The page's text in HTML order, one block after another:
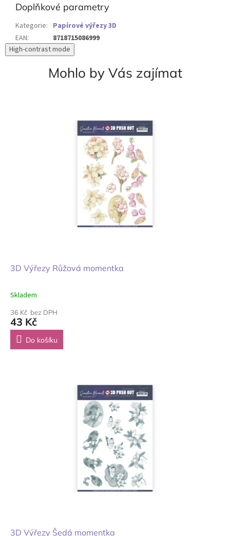
Doplňkové parametry
Kategorie: Papírové výřezy 3D
EAN:
8718715086999
High-contrast mode
Mohlo by Vás zajímat
3D Výřezy Růžová momentka
Skladem
36 Kč bez DPH
43 Kč
Do košíku
3D Výřezy Šedá momentka